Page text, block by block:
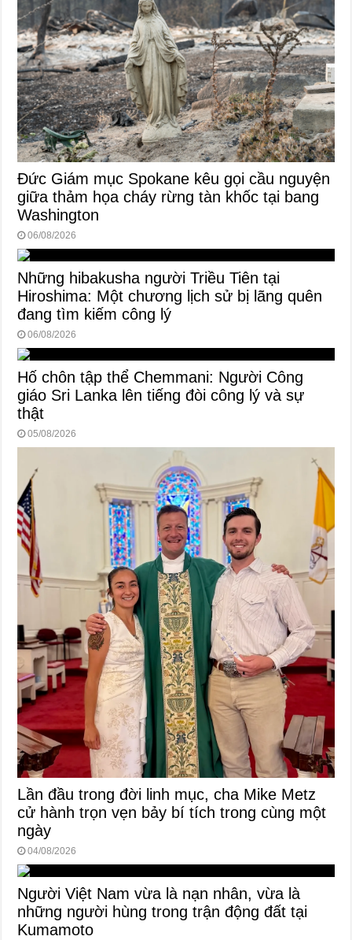
Đức Giám mục Spokane kêu gọi cầu nguyện
giữa thảm họa cháy rừng tàn khốc tại bang
Washington
06/08/2026
Những hibakusha người Triều Tiên tại
Hiroshima: Một chương lịch sử bị lãng quên
đang tìm kiếm công lý
06/08/2026
Hố chôn tập thể Chemmani: Người Công
giáo Sri Lanka lên tiếng đòi công lý và sự
thật
05/08/2026
Lần đầu trong đời linh mục, cha Mike Metz
cử hành trọn vẹn bảy bí tích trong cùng một
ngày
04/08/2026
Người Việt Nam vừa là nạn nhân, vừa là
những người hùng trong trận động đất tại
Kumamoto